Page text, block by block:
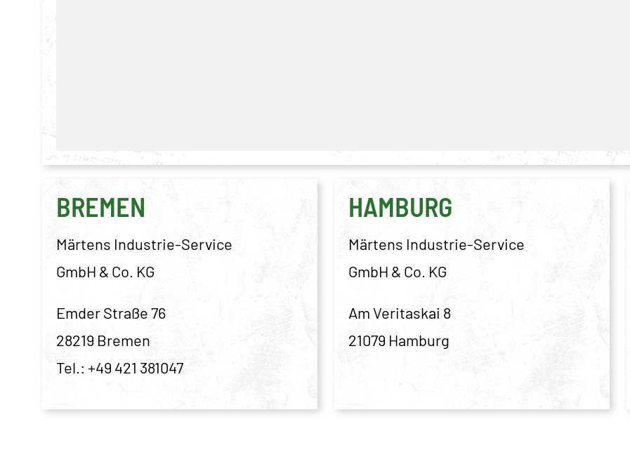
BREMEN
Märtens Industrie-Service
GmbH & Co. KG
Emder Straße 76
28219 Bremen
Tel.: +49 421 381047
HAMBURG
Märtens Industrie-Service
GmbH & Co. KG
Am Veritaskai 8
21079 Hamburg